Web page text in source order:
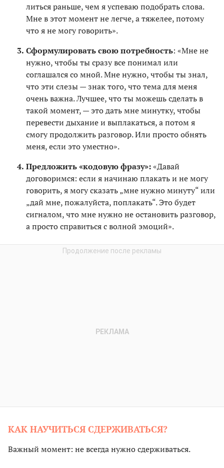
литься раньше, чем я успеваю подобрать слова.
Мне в этот момент не легче, а тяжелее, потому
что я не могу говорить».
Сформулировать свою потребность: «Мне не
нужно, чтобы ты сразу все понимал или
соглашался со мной. Мне нужно, чтобы ты знал,
что эти слезы — знак того, что тема для меня
очень важна. Лучшее, что ты можешь сделать в
такой момент, — это дать мне минутку, чтобы
перевести дыхание и выплакаться, а потом я
смогу продолжить разговор. Или просто обнять
меня, если это уместно».
Предложить «кодовую фразу»:«Давай
договоримся: если я начинаю плакать и не могу
говорить, я могу сказать „мне нужно минуту“ или
„дай мне, пожалуйста, поплакать“. Это будет
сигналом, что мне нужно не остановить разговор,
а просто справиться с волной эмоций».
КАК НАУЧИТЬСЯ СДЕРЖИВАТЬСЯ?
Важный момент: не всегда нужно сдерживаться.